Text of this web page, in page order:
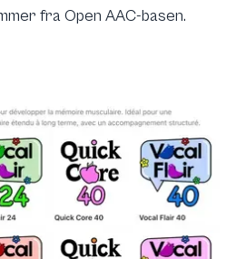
fraOpen AAC-basen.